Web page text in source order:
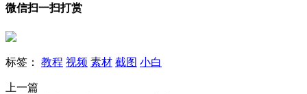
微信扫一扫打赏
标签： 教程 视频 素材 截图 小白
上一篇